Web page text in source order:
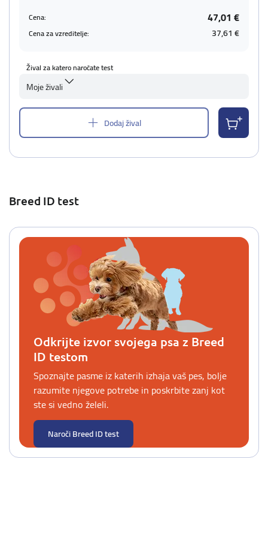
Cena: 47,01 €
Cena za vzreditelje: 37,61 €
Žival za katero naročate test
Moje živali
Dodaj žival
Breed ID test
Odkrijte izvor svojega psa z Breed
ID testom
Spoznajte pasme iz katerih izhaja vaš pes, bolje
razumite njegove potrebe in poskrbite zanj kot
ste si vedno želeli.
Naroči Breed ID test